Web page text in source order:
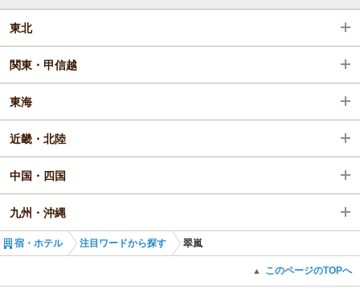
汚れを
東北
関東・甲信越
東海
近畿・北陸
中国・四国
九州・沖縄
宿・ホテル 注目ワードから探す 翠嵐
▲ このページのTOPへ